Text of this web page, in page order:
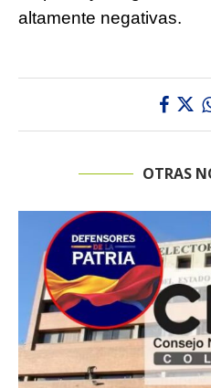
altamente negativas.
OTRAS